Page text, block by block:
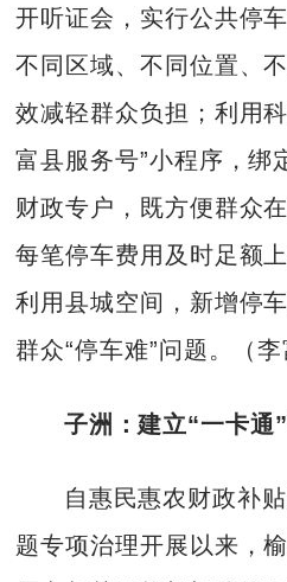
开听证会，实行公共停
不同区域、不同位置、
效减轻群众负担；利用
富县服务号”小程序，绑
财政专户，既方便群众
每笔停车费用及时足额
利用县城空间，新增停
群众“停车难”问题。（李
子洲：建立“一卡通
自惠民惠农财政补
题专项治理开展以来，